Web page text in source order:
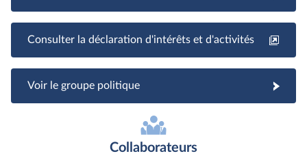
Consulter la déclaration d'intérêts et d'activités
Voir le groupe politique
Collaborateurs